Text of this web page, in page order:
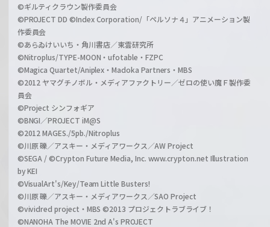
©ギルティクラウン製作委員会
©PROJECT DD ©Index Corporation/「ペルソナ４」アニメーション製
作委員会
©あらゐけいいち・角川書店／東雲研究所
©Nitroplus/TYPE-MOON・ufotable・FZPC
©Magica Quartet/Aniplex・Madoka Partners・MBS
©2012 ヤマグチノボル・メディアファクトリー／ゼロの使い魔Ｆ製作委
員会
©Project シンフォギア
©BNGI／PROJECT iM@S
©2012 MAGES./5pb./Nitroplus
©川原 礫／アスキー・メディアワークス／AW Project
©SEGA / ©Crypton Future Media, Inc. www.crypton.net Illustration
by KEI
©VisualArt's/Key/Team Little Busters!
©川原 礫／アスキー・メディアワークス／SAO Project
©vividred project・MBS ©2013 プロジェクトラブライブ！
©NANOHA The MOVIE 2nd A's PROJECT